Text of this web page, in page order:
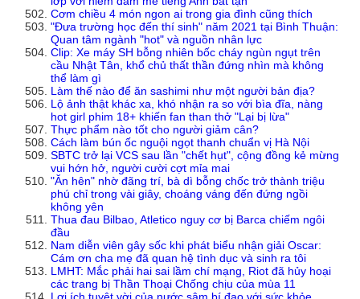
Cơm chiều 4 món ngon ai trong gia đình cũng thích
"Đưa trường học đến thí sinh" năm 2021 tại Bình Thuận:
Quan tâm ngành "hot" và nguồn nhân lực
Clip: Xe máy SH bỗng nhiên bốc cháy ngùn ngụt trên
cầu Nhật Tân, khổ chủ thất thần đứng nhìn mà không
thể làm gì
Làm thế nào để ăn sashimi như một người bản địa?
Lộ ảnh thật khác xa, khó nhận ra so với bìa đĩa, nàng
hot girl phim 18+ khiến fan than thở "Lại bị lừa"
Thực phẩm nào tốt cho người giảm cân?
Cách làm bún ốc nguội ngọt thanh chuẩn vị Hà Nội
SBTC trở lại VCS sau lần "chết hụt", cộng đồng kẻ mừng
vui hớn hở, người cười cợt mỉa mai
"Ăn hên" nhờ đãng trí, bà dì bỗng chốc trở thành triệu
phú chỉ trong vài giây, choáng váng đến đứng ngồi
không yên
Thua đau Bilbao, Atletico nguy cơ bị Barca chiếm ngôi
đầu
Nam diễn viên gây sốc khi phát biểu nhận giải Oscar:
Cám ơn cha mẹ đã quan hệ tình dục và sinh ra tôi
LMHT: Mắc phải hai sai lầm chí mạng, Riot đã hủy hoại
các trang bị Thần Thoại Chống chịu của mùa 11